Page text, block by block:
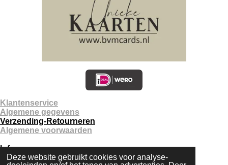
Deze website gebruikt cookies voor analyse-
Klantenservice
Algemene gegevens
Verzending-Retourneren
Algemene voorwaarden
Info
Contact